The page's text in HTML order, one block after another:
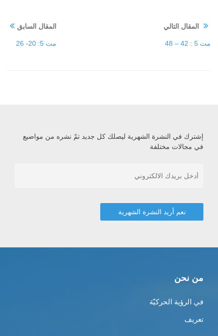
المقال السابق
مت 5: 20- 26
المقال التالي
مت 5 : 42 – 48
إشترك في النشرة الشهرية ليصلك كل جديد تمّ نشره من مواضيع
في مجالات مختلفة
من نحن
في الرؤية الحركيّة
تعريف